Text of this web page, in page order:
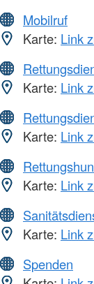
Mobilruf
Karte: Link
Karte: Link
Karte: Link
Karte: Link
Karte: Link
Spenden